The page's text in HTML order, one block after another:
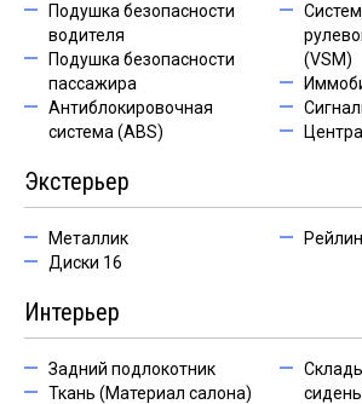
Подушка безопасности
водителя
Подушка безопасности
пассажира
Антиблокировочная
система (ABS)
(VSM)
Экстерьер
Металлик
Диски 16
Интерьер
Задний подлокотник
Ткань (Материал салона)